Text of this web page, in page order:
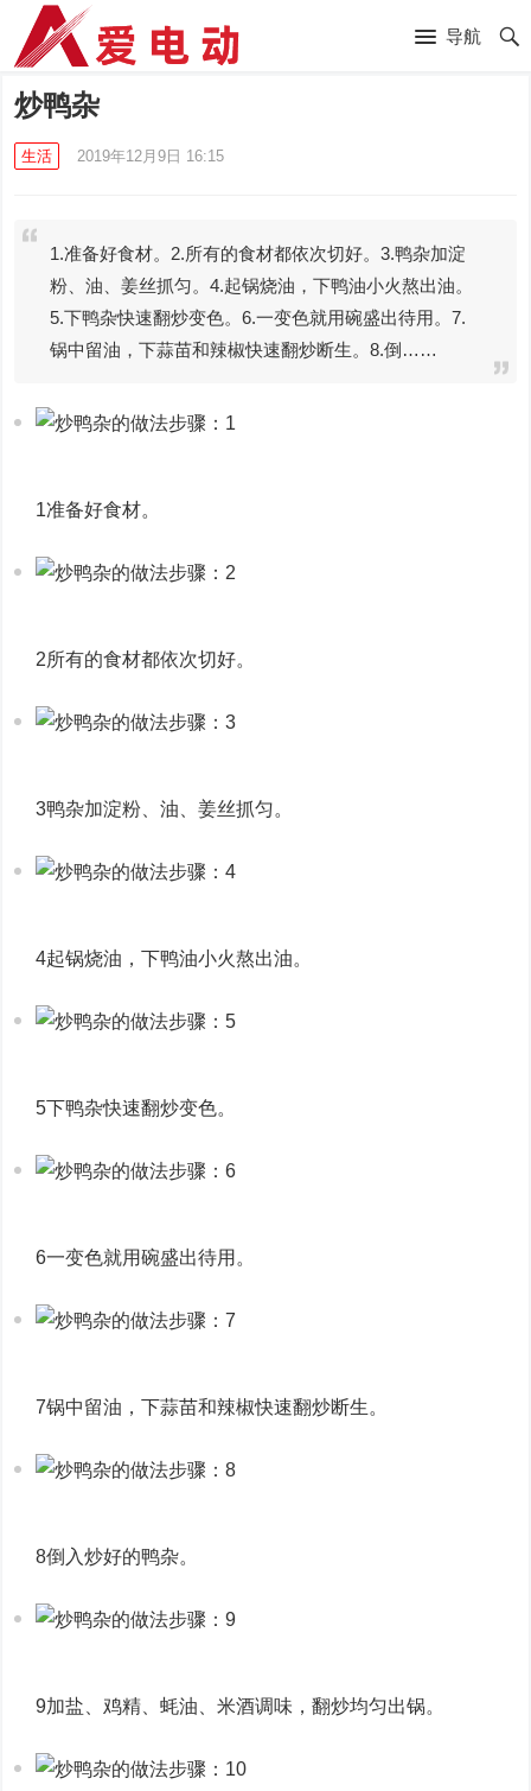
导航
炒鸭杂
生活 2019年12月9日 16:15
1.准备好食材。2.所有的食材都依次切好。3.鸭杂加淀
粉、油、姜丝抓匀。4.起锅烧油，下鸭油小火熬出油。
5.下鸭杂快速翻炒变色。6.一变色就用碗盛出待用。7.
锅中留油，下蒜苗和辣椒快速翻炒断生。8.倒……
1准备好食材。
2所有的食材都依次切好。
3鸭杂加淀粉、油、姜丝抓匀。
4起锅烧油，下鸭油小火熬出油。
5下鸭杂快速翻炒变色。
6一变色就用碗盛出待用。
7锅中留油，下蒜苗和辣椒快速翻炒断生。
8倒入炒好的鸭杂。
9加盐、鸡精、蚝油、米酒调味，翻炒均匀出锅。